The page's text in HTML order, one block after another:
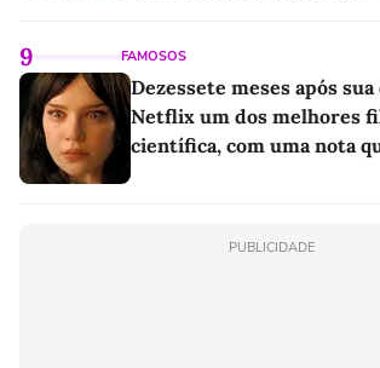
9 FAMOSOS
Dezessete meses após
Netflix um dos melhores
científica, com uma nota
PUBLICIDADE